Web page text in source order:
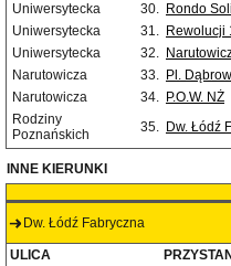
Uniwersytecka
30. Rondo
Uniwersytecka
31. Rewolucji
Uniwersytecka
32.
Narutowicza
33. Pl.
Narutowicza
34. P.O.W. NŻ
Rodziny
Poznańskich
35. Dw. Łódź
INNE KIERUNKI
Dw. Łódź Fabryczna
ULICA